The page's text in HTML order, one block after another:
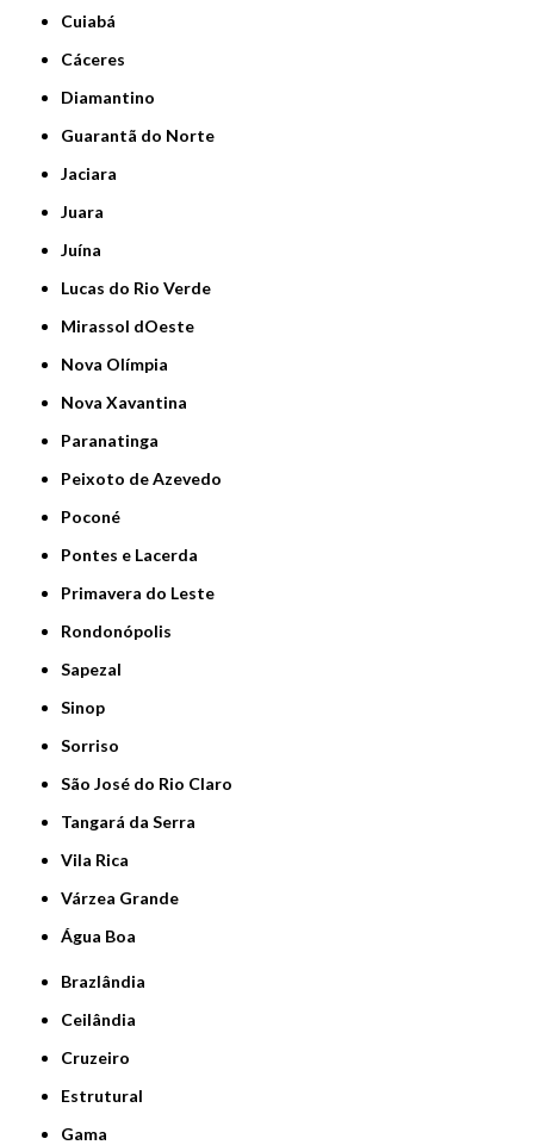
Cuiabá
Cáceres
Diamantino
Guarantã do Norte
Jaciara
Juara
Juína
Lucas do Rio Verde
Mirassol dOeste
Nova Olímpia
Nova Xavantina
Paranatinga
Peixoto de Azevedo
Poconé
Pontes e Lacerda
Primavera do Leste
Rondonópolis
Sapezal
Sinop
Sorriso
São José do Rio Claro
Tangará da Serra
Vila Rica
Várzea Grande
Água Boa
Brazlândia
Ceilândia
Cruzeiro
Estrutural
Gama